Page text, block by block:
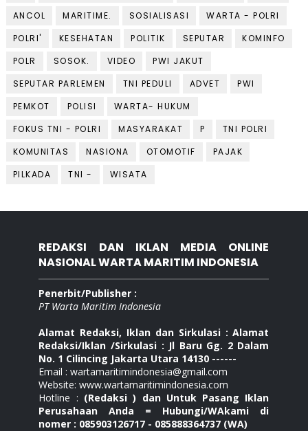
ANCOL
MARITIME. SOSIALISASI
WARTA - POLRI
POLRI'
KESEHATAN POLITIK SEPUTAR
KOMINFO
POLR
SOSOK. VIDEO
PWI JAKUT
SEPUTAR PARLEMEN
TNI PEDULI ADVET
PWI
PEMKOT
POLISI
WARTA- HUKUM
FOKUS TNI - POLRI
MASYARAKAT P
TNI POLRI
KOMUNITAS
NASIONA OTOMOTIF
PAJAK
PILKADA
TNI - WISATA
REDAKSI DAN IKLAN MEDIA ONLINE
NASIONAL WARTA MARITIM INDONESIA
Penerbit/Publisher :
PT Warta Maritim Indonesia
Alamat Redaksi, Iklan dan Sirkulasi : Alamat
Redaksi/Iklan /Sirkulasi : Jl Baru Gg. 2 Dalam
No. 1 Cilincing Jakarta Utara 14130 ------
Email : wartamaritimindonesia@gmail.com
Website: www.wartamaritimindonesia.com
Hotline : (Redaksi ) dan Untuk Pasang Iklan
Perusahaan Anda = Hubungi/WAkami di
nomer : 085903126717 - 085888364737 (WA)